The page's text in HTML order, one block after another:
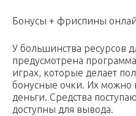
Бонусы + фриспины
У большинства ресурсов
предусмотрена
играх, которые делает
бонусные очки. Их можно
деньги. Средства
доступны для вывода.